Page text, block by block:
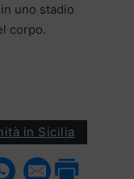
uno stadio
corpo.
in Sicilia